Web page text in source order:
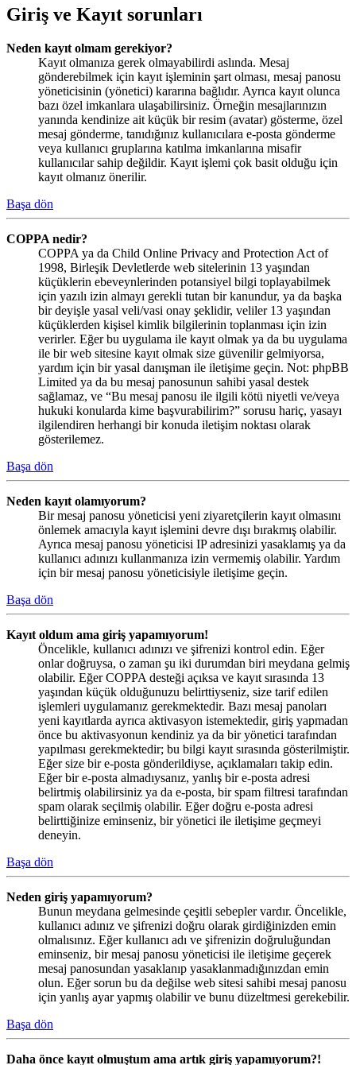
Giriş ve Kayıt sorunları
Neden kayıt olmam gerekiyor?
Kayıt olmanıza gerek olmayabilirdi aslında. Mesaj
gönderebilmek için kayıt işleminin şart olması, mesaj panosu
yöneticisinin (yönetici) kararına bağlıdır. Ayrıca kayıt olunca
bazı özel imkanlara ulaşabilirsiniz. Örneğin mesajlarınızın
yanında kendinize ait küçük bir resim (avatar) gösterme, özel
mesaj gönderme, tanıdığınız kullanıcılara e-posta gönderme
veya kullanıcı gruplarına katılma imkanlarına misafir
kullanıcılar sahip değildir. Kayıt işlemi çok basit olduğu için
kayıt olmanız önerilir.
Başa dön
COPPA nedir?
COPPA ya da Child Online Privacy and Protection Act of
1998, Birleşik Devletlerde web sitelerinin 13 yaşından
küçüklerin ebeveynlerinden potansiyel bilgi toplayabilmek
için yazılı izin almayı gerekli tutan bir kanundur, ya da başka
bir deyişle yasal veli/vasi onay şeklidir, veliler 13 yaşından
küçüklerden kişisel kimlik bilgilerinin toplanması için izin
verirler. Eğer bu uygulama ile kayıt olmak ya da bu uygulama
ile bir web sitesine kayıt olmak size güvenilir gelmiyorsa,
yardım için bir yasal danışman ile iletişime geçin. Not: phpBB
Limited ya da bu mesaj panosunun sahibi yasal destek
sağlamaz, ve “Bu mesaj panosu ile ilgili kötü niyetli ve/veya
hukuki konularda kime başvurabilirim?” sorusu hariç, yasayı
ilgilendiren herhangi bir konuda iletişim noktası olarak
gösterilemez.
Başa dön
Neden kayıt olamıyorum?
Bir mesaj panosu yöneticisi yeni ziyaretçilerin kayıt olmasını
önlemek amacıyla kayıt işlemini devre dışı bırakmış olabilir.
Ayrıca mesaj panosu yöneticisi IP adresinizi yasaklamış ya da
kullanıcı adınızı kullanmanıza izin vermemiş olabilir. Yardım
için bir mesaj panosu yöneticisiyle iletişime geçin.
Başa dön
Kayıt oldum ama giriş yapamıyorum!
Öncelikle, kullanıcı adınızı ve şifrenizi kontrol edin. Eğer
onlar doğruysa, o zaman şu iki durumdan biri meydana gelmiş
olabilir. Eğer COPPA desteği açıksa ve kayıt sırasında 13
yaşından küçük olduğunuzu belirttiyseniz, size tarif edilen
işlemleri uygulamanız gerekmektedir. Bazı mesaj panoları
yeni kayıtlarda ayrıca aktivasyon istemektedir, giriş yapmadan
önce bu aktivasyonun kendiniz ya da bir yönetici tarafından
yapılması gerekmektedir; bu bilgi kayıt sırasında gösterilmiştir.
Eğer size bir e-posta gönderildiyse, açıklamaları takip edin.
Eğer bir e-posta almadıysanız, yanlış bir e-posta adresi
belirtmiş olabilirsiniz ya da e-posta, bir spam filtresi tarafından
spam olarak seçilmiş olabilir. Eğer doğru e-posta adresi
belirttiğinize eminseniz, bir yönetici ile iletişime geçmeyi
deneyin.
Başa dön
Neden giriş yapamıyorum?
Bunun meydana gelmesinde çeşitli sebepler vardır. Öncelikle,
kullanıcı adınız ve şifrenizi doğru olarak girdiğinizden emin
olmalısınız. Eğer kullanıcı adı ve şifrenizin doğruluğundan
eminseniz, bir mesaj panosu yöneticisi ile iletişime geçerek
mesaj panosundan yasaklanıp yasaklanmadığınızdan emin
olun. Eğer sorun bu da değilse web sitesi sahibi mesaj panosu
için yanlış ayar yapmış olabilir ve bunu düzeltmesi gerekebilir.
Başa dön
Daha önce kayıt olmuştum ama artık giriş yapamıyorum?!